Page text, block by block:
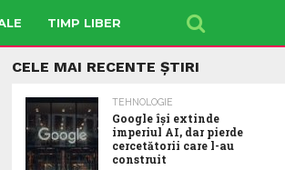
TIMP LIBER
CELE MAI RECENTE ȘTIRI
TEHNOLOGIE
Google îşi extinde
imperiul AI, dar pierde
cercetătorii care l-au
construit